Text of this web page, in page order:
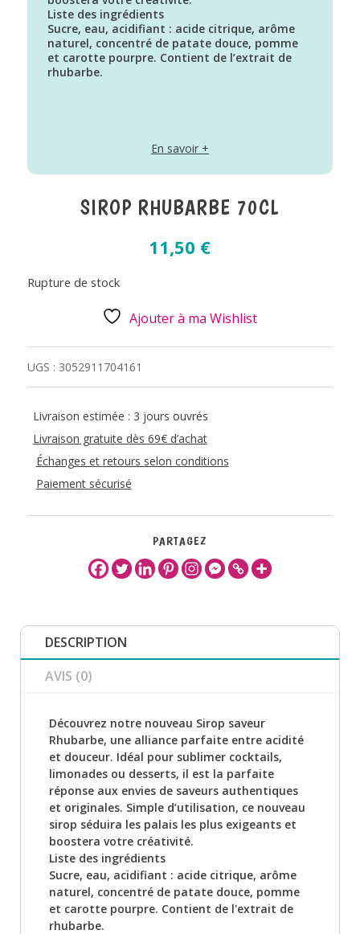
Liste des ingrédients
Sucre, eau, acidifiant : acide citrique, arôme
naturel, concentré de patate douce, pomme
et carotte pourpre. Contient de l’extrait de
rhubarbe.
En savoir +
SIROP RHUBARBE 70CL
11,50 €
Rupture de stock
Ajouter à ma Wishlist
UGS : 3052911704161
Livraison estimée : 3 jours ouvrés
Livraison gratuite dès 69€ d’achat
Échanges et retours selon conditions
Paiement sécurisé
PARTAGEZ
DESCRIPTION
AVIS (0)
Découvrez notre nouveau Sirop saveur
Rhubarbe, une alliance parfaite entre acidité
et douceur. Idéal pour sublimer cocktails,
limonades ou desserts, il est la parfaite
réponse aux envies de saveurs authentiques
et originales. Simple d’utilisation, ce nouveau
sirop séduira les palais les plus exigeants et
boostera votre créativité.
Liste des ingrédients
Sucre, eau, acidifiant : acide citrique, arôme
naturel, concentré de patate douce, pomme
et carotte pourpre. Contient de l'extrait de
rhubarbe.